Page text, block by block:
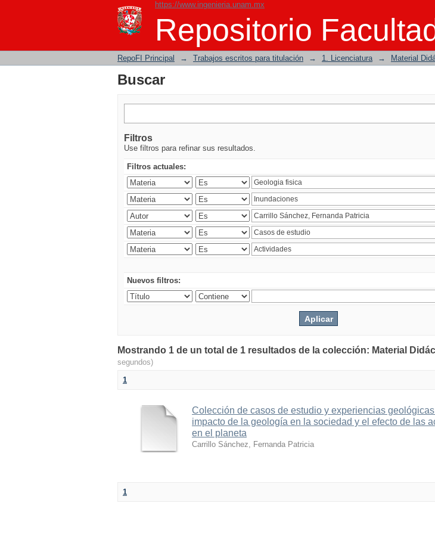
https://www.ingenieria.unam.mx
Repositorio
Buscar
RepoFI Principal → Trabajos escritos para titulación → 1. Licenciatura → Material
Buscar
Filtros
Use filtros para refinar sus resultados.
Filtros actuales:
Nuevos filtros:
Mostrando 1 de un total de 1 resultados de la colección: Material
segundos)
1
Colección de casos de estudio y experiencias
impacto de la geología en la sociedad y el efecto de las
en el planeta
Carrillo Sánchez, Fernanda Patricia
1